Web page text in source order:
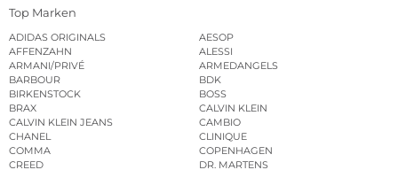
Top Marken
ADIDAS ORIGINALS
AESOP
AFFENZAHN
ALESSI
ARMANI/PRIVÉ
ARMEDANGELS
BARBOUR
BDK
BIRKENSTOCK
BOSS
BRAX
CALVIN KLEIN
CALVIN KLEIN JEANS
CAMBIO
CHANEL
CLINIQUE
COMMA
COPENHAGEN
CREED
DR. MARTENS